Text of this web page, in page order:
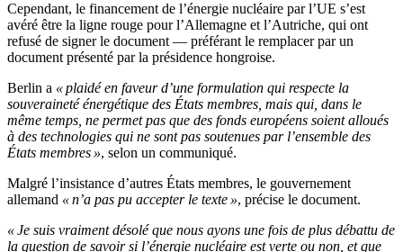
Cependant, le financement de l’énergie nucléaire par l’UE s’est
avéré être la ligne rouge pour l’Allemagne et l’Autriche, qui ont
refusé de signer le document — préférant le remplacer par un
document présenté par la présidence hongroise.
Berlin a « plaidé en faveur d’une formulation qui respecte la
souveraineté énergétique des États membres, mais qui, dans le
même temps, ne permet pas que des fonds européens soient alloués
à des technologies qui ne sont pas soutenues par l’ensemble des
États membres », selon un communiqué.
Malgré l’insistance d’autres États membres, le gouvernement
allemand « n’a pas pu accepter le texte », précise le document.
« Je suis vraiment désolé que nous ayons une fois de plus débattu de
la question de savoir si l’énergie nucléaire est verte ou non, et que